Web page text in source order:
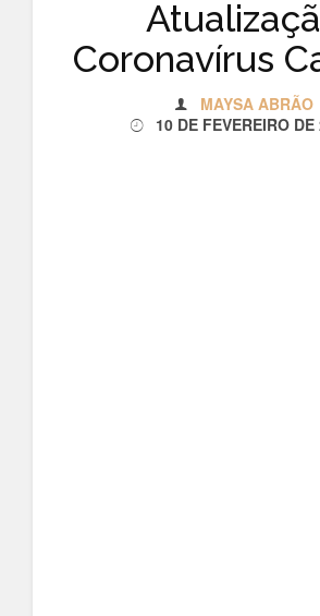
Coronavírus
MAYSA ABRÃO
10 DE FEVEREIRO DE